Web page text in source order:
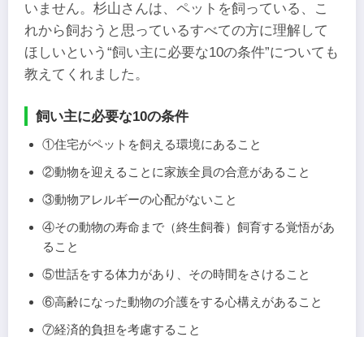
いません。杉山さんは、ペットを飼っている、こ
れから飼おうと思っているすべての方に理解して
ほしいという“飼い主に必要な10の条件”についても
教えてくれました。
飼い主に必要な10の条件
①住宅がペットを飼える環境にあること
②動物を迎えることに家族全員の合意があること
③動物アレルギーの心配がないこと
④その動物の寿命まで（終生飼養）飼育する覚悟があ
ること
⑤世話をする体力があり、その時間をさけること
⑥高齢になった動物の介護をする心構えがあること
⑦経済的負担を考慮すること